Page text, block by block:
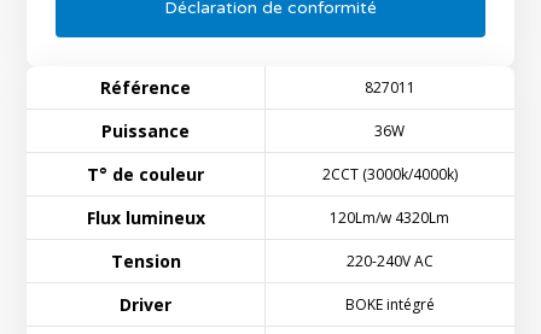
Déclaration de conformité
Référence 827011
Puissance 36W
T° de couleur 2CCT (3000k/4000k)
Flux lumineux 120Lm/w 4320Lm
Tension 220-240V AC
Driver BOKE intégré